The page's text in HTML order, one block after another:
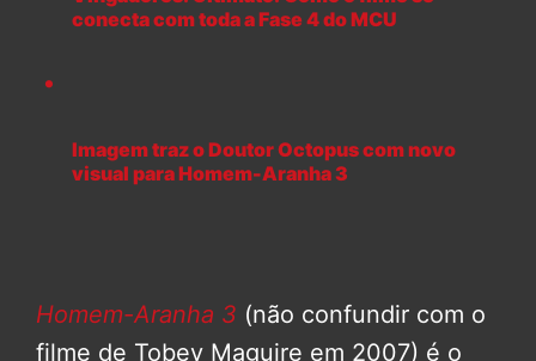
conecta com toda a Fase 4 do MCU
Imagem traz o Doutor Octopus com novo
visual para Homem-Aranha 3
Homem-Aranha 3 (não confundir com o
filme de Tobey Maguire em 2007) é o